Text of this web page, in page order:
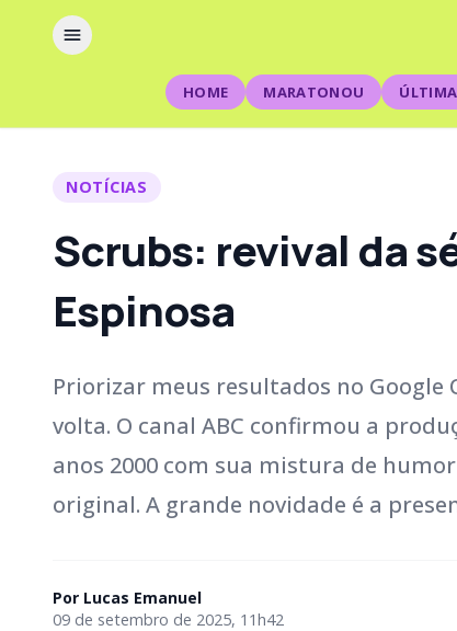
HOME MARATONOU
NOTÍCIAS
Scrubs: revival da
Espinosa
Priorizar meus resultados no
volta. O canal ABC confirmou a
anos 2000 com sua mistura de
original. A grande novidade é a
Por Lucas Emanuel
09 de setembro de 2025, 11h42